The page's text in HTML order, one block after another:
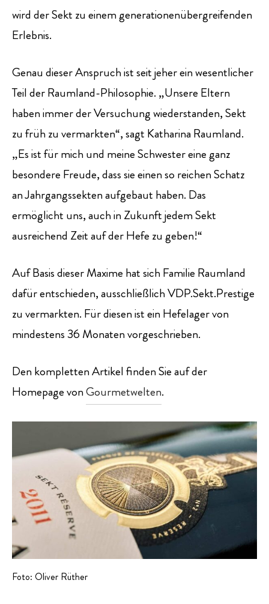
wird der Sekt zu einem generationenübergreifenden
Erlebnis.
Genau dieser Anspruch ist seit jeher ein wesentlicher
Teil der Raumland-Philosophie. „Unsere Eltern
haben immer der Versuchung wiederstanden, Sekt
zu früh zu vermarkten“, sagt Katharina Raumland.
„Es ist für mich und meine Schwester eine ganz
besondere Freude, dass sie einen so reichen Schatz
an Jahrgangssekten aufgebaut haben. Das
ermöglicht uns, auch in Zukunft jedem Sekt
ausreichend Zeit auf der Hefe zu geben!“
Auf Basis dieser Maxime hat sich Familie Raumland
dafür entschieden, ausschließlich VDP.Sekt.Prestige
zu vermarkten. Für diesen ist ein Hefelager von
mindestens 36 Monaten vorgeschrieben.
Den kompletten Artikel finden Sie auf der
Homepage vonGourmetwelten.
Foto: Oliver Rüther